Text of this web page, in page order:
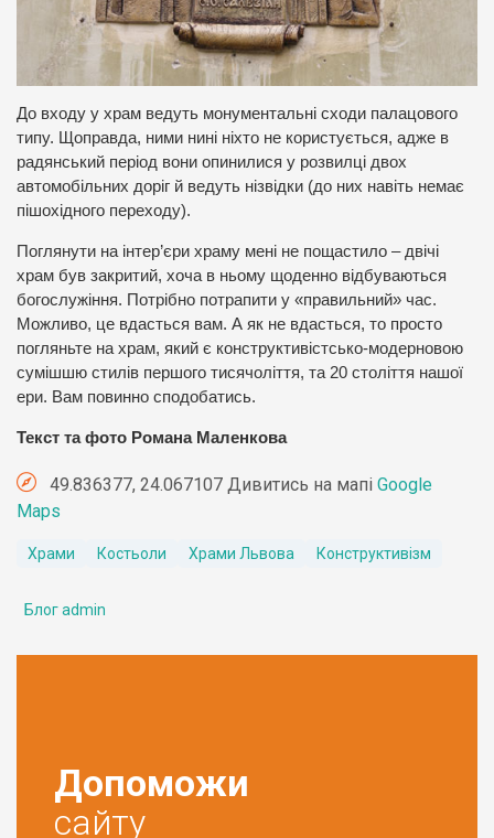
До входу у храм ведуть монументальні сходи палацового
типу. Щоправда, ними нині ніхто не користується, адже в
радянський період вони опинилися у розвилці двох
автомобільних доріг й ведуть нізвідки (до них навіть немає
пішохідного переходу).
Поглянути на інтер’єри храму мені не пощастило – двічі
храм був закритий, хоча в ньому щоденно відбуваються
богослужіння. Потрібно потрапити у «правильний» час.
Можливо, це вдасться вам. А як не вдасться, то просто
погляньте на храм, який є конструктивістсько-модерновою
сумішшю стилів першого тисячоліття, та 20 століття нашої
ери. Вам повинно сподобатись.
Текст та фото Романа Маленкова
49.836377, 24.067107 Дивитись на мапі Google
Maps
Храми Костьоли Храми Львова Конструктивізм
Блог admin
Допоможи
сайту